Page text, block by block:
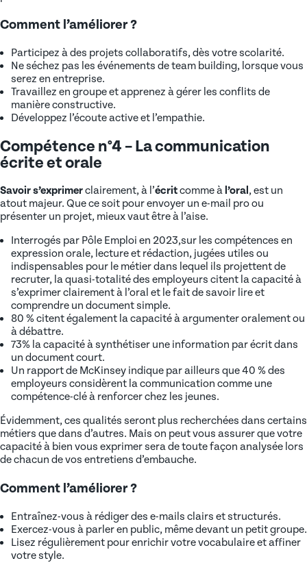
Comment l’améliorer ?
Participez à des projets collaboratifs, dès votre scolarité.
Ne séchez pas les événements de team building, lorsque vous
serez en entreprise.
Travaillez en groupe et apprenez à gérer les conflits de
manière constructive.
Développez l’écoute active et l’empathie.
Compétence n°4 – La communication
écrite et orale
Savoir s’exprimerclairement, à l’écritcomme à l’oral , est un
atout majeur. Que ce soit pour envoyer un e-mail pro ou
présenter un projet, mieux vaut être à l’aise.
Interrogés par Pôle Emploi en 2023,sur les compétences en
expression orale, lecture et rédaction, jugées utiles ou
indispensables pour le métier dans lequel ils projettent de
recruter, la quasi-totalité des employeurs citent la capacité à
s’exprimer clairement à l’oral et le fait de savoir lire et
comprendre un document simple.
80 % citent également la capacité à argumenter oralement ou
à débattre.
73% la capacité à synthétiser une information par écrit dans
un document court.
Un rapport de McKinsey indique par ailleurs que 40 % des
employeurs considèrent la communication comme une
compétence-clé à renforcer chez les jeunes.
Évidemment, ces qualités seront plus recherchées dans certains
métiers que dans d’autres. Mais on peut vous assurer que votre
capacité à bien vous exprimer sera de toute façon analysée lors
de chacun de vos entretiens d’embauche.
Comment l’améliorer ?
Entraînez-vous à rédiger des e-mails clairs et structurés.
Exercez-vous à parler en public, même devant un petit groupe.
Lisez régulièrement pour enrichir votre vocabulaire et affiner
votre style.